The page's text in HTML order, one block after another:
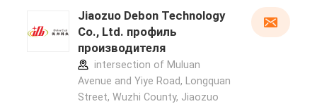
Jiaozuo Debon Technology
Co., Ltd. профиль
производителя
intersection of Muluan
Avenue and Yiye Road, Longquan
Street, Wuzhi County, Jiaozuo